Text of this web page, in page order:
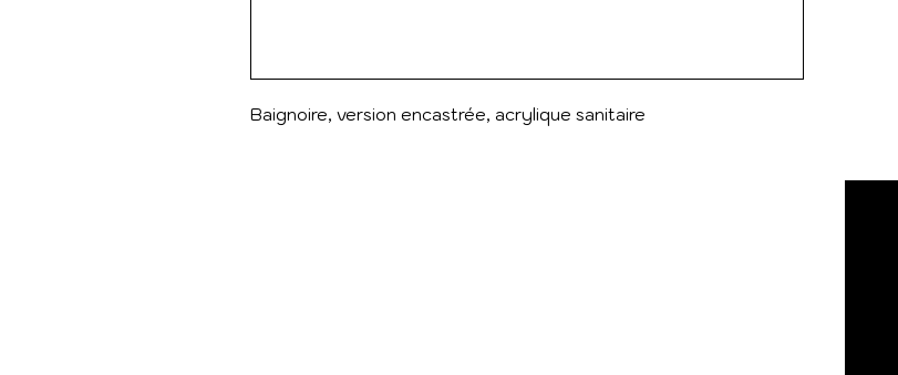
Baignoire, version encastrée, acrylique sanitaire